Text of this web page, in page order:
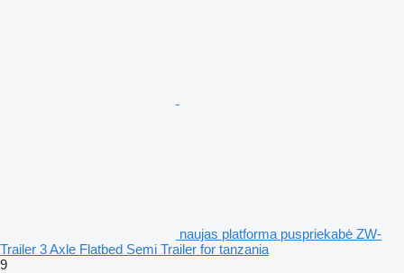
naujas platforma puspriekabė ZW-
Trailer 3 Axle Flatbed Semi Trailer for tanzania
9